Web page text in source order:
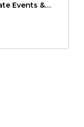
Type
Owned,
and
Events &
Events,
Others) By